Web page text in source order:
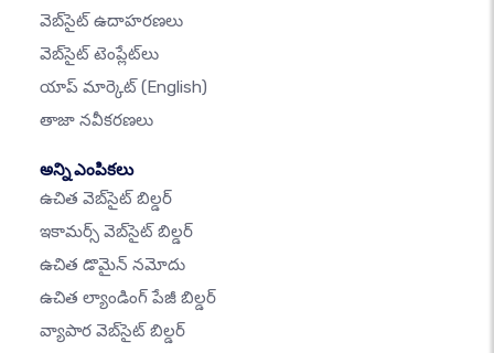
వెబ్‌సైట్ ఉదాహరణలు
వెబ్‌సైట్ టెంప్లేట్‌లు
యాప్ మార్కెట్ (English)
తాజా నవీకరణలు
అన్ని ఎంపికలు
ఉచిత వెబ్‌సైట్ బిల్డర్
ఇకామర్స్ వెబ్‌సైట్ బిల్డర్
ఉచిత డొమైన్ నమోదు
ఉచిత ల్యాండింగ్ పేజీ బిల్డర్
వ్యాపార వెబ్‌సైట్ బిల్డర్